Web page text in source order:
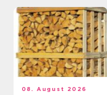
08. August 2026